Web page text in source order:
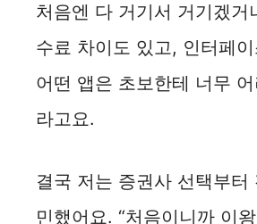
처음엔 다 거기서 거기겠거
수료 차이도 있고, 인터페
어떤 앱은 초보한테 너무
라고요.
결국 저는 증권사 선택부터
민했어요. “처음이니까 이